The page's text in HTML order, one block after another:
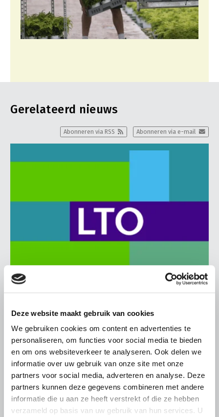
Deze website maakt gebruik van cookies
We gebruiken cookies om content en advertenties te
personaliseren, om functies voor social media te bieden
en om ons websiteverkeer te analyseren. Ook delen we
informatie over uw gebruik van onze site met onze
partners voor social media, adverteren en analyse. Deze
partners kunnen deze gegevens combineren met andere
informatie die u aan ze heeft verstrekt of die ze hebben
verzameld op basis van uw gebruik van hun services. U
Gerelateerd nieuws
Abonneren via e-mail
Abonneren via RSS
6 AUGUSTUS 2026
LTO sluit aan bij demonstratie tegen
dreigende onteigening
pluimveehouders
ZLTO, LLTB, LTO Noord en LTO Nederland roepen hun
leden op om op vrijdagochtend 14 augustus massaal naar
het voorplein van het provinciehuis in Den Bosch te
komen…